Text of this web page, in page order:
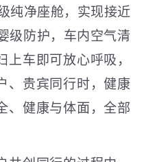
纯净座舱，实现接近
级防护，车内空气清
车即可放心呼吸，
、贵宾同行时，健康
、健康与体面，全部